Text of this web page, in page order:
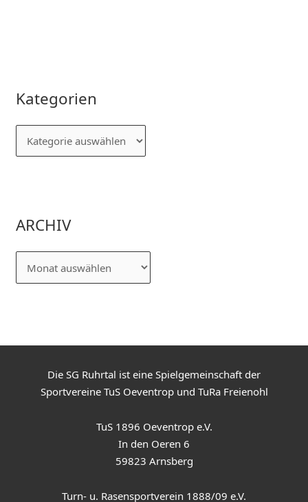
Kategorien
ARCHIV
Die SG Ruhrtal ist eine Spielgemeinschaft der
Sportvereine TuS Oeventrop und TuRa Freienohl
TuS 1896 Oeventrop e.V.
In den Oeren 6
59823 Arnsberg
Turn- u. Rasensportverein 1888/09 e.V.